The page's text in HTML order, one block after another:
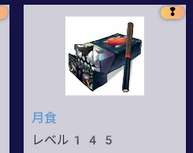
❢
月食
レベル145